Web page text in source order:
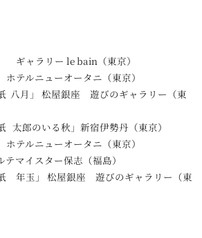
ギャラリー le bain（東京）
テルニューオータニ（東京）
八月」 松屋銀座 遊びのギャラリー（東
太郎のいる秋」新宿伊勢丹（東京）
テルニューオータニ（東京）
マイスター保志（福島）
年玉」 松屋銀座 遊びのギャラリー（東